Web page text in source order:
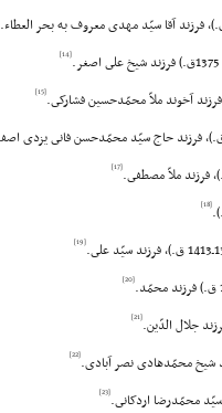
[14]
[15]
[17]
[18]
[19]
[20]
[21]
[22]
[23]